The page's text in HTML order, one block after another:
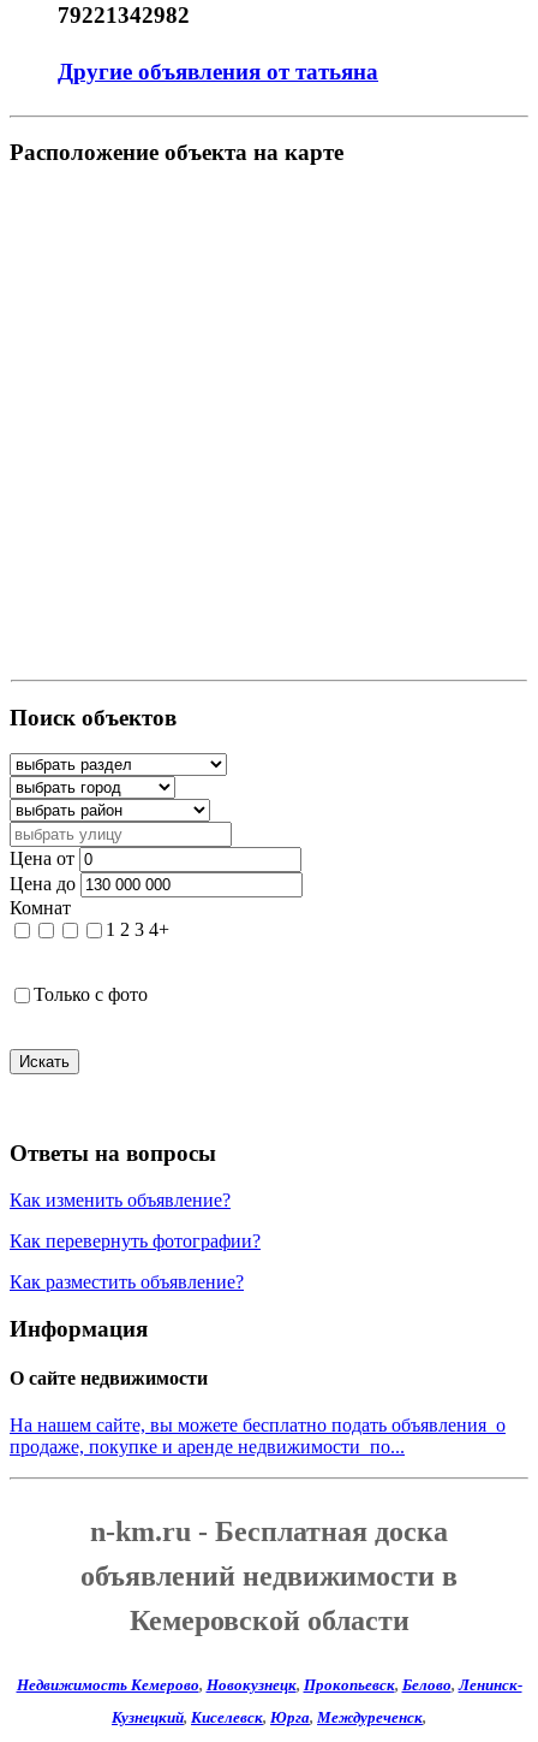
79221342982
Другие объявления от татьяна
Pасположение объекта на карте
Поиск объектов
Цена от
Цена до
Комнат
1 2 3 4+
Только с фото
Искать
Ответы на вопросы
Как изменить объявление?
Как перевернуть фотографии?
Как разместить объявление?
Информация
О сайте недвижимости
На нашем сайте, вы можете бесплатно подать объявления о
продаже, покупке и аренде недвижимости по...
n-km.ru - Бесплатная доска
объявлений недвижимости в
Кемеровской области
Недвижимость Кемерово, Новокузнецк, Прокопьевск, Белово,Ленинск-
Кузнецкий, Киселевск, Юрга, Междуреченск,